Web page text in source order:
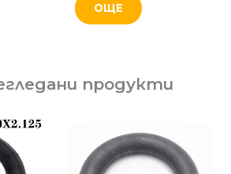
ОЩЕ
продукти